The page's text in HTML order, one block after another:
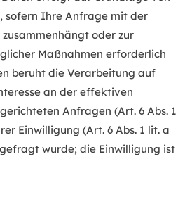
sofern Ihre Anfrage mit der
oder zur
Maßnahmen erforderlich
beruht die Verarbeitung auf
an der effektiven
Anfragen (Art. 6 Abs. 1
Einwilligung (Art. 6 Abs. 1 lit. a
wurde; die Einwilligung ist